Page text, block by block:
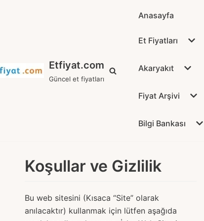
Etfiyat.com
Güncel et fiyatları
Anasayfa
Et Fiyatları
Akaryakıt
Fiyat Arşivi
Bilgi Bankası
Koşullar ve Gizlilik
Bu web sitesini (Kısaca “Site” olarak
anılacaktır) kullanmak için lütfen aşağıda